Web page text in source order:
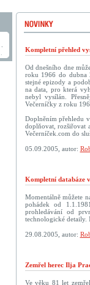
Kompletní přehled
Od dnešního dne
roku 1966 do dubna
stejné epizody a
na data, pro která
nebyl vysílán.
Večerníčky z roku
Doplněním přehledu
doplňovat, rozšiřovat
Večerníček.com do
05.09.2005, autor:
Kompletní databáze
Momentálně můžete
pohádek od
prohledávání od
technologické detaily.
29.08.2005, autor:
Zemřel herec Ilja
Ve věku 81 let